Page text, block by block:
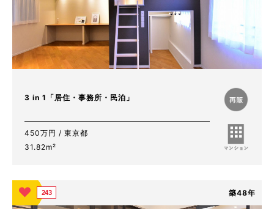
3 in 1「居住・事務所・民泊」
450万円 / 東京都
31.82m²
243 築48年